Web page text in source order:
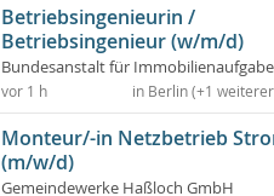
Betriebsingenieurin /
Betriebsingenieur (w/m/d)
Bundesanstalt für
in Berlin (+1
vor 1 h
Monteur/-in Netzbetrieb
(m/w/d)
Gemeindewerke Haßloch GmbH